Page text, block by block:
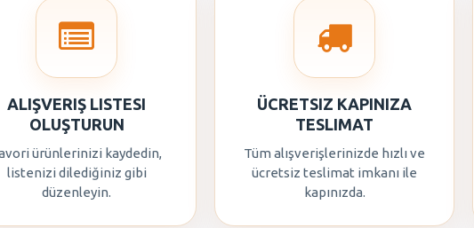
ALIŞVERIŞ LISTESI
OLUŞTURUN
ürünlerinizi kaydedin,
listenizi dilediğiniz gibi
düzenleyin.
ÜCRETSIZ KAPINIZA
TESLIMAT
Tüm alışverişlerinizde hızlı ve
ücretsiz teslimat imkanı ile
kapınızda.